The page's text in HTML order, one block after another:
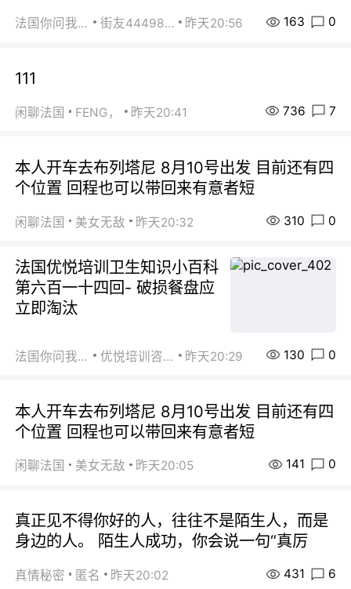
法国你问我答 街友44498484 昨天20:56 163 0
111
闲聊法国 FENG， 昨天20:41 736 7
本人开车去布列塔尼 8月10号出发 目前还有四
个位置 回程也可以带回来有意者短
闲聊法国 美女无敌 昨天20:32 310 0
法国优悦培训卫生知识小百科
第六百一十四回- 破损餐盘应
立即淘汰
法国你问我答 优悦培训咨询 昨天20:29 130 0
本人开车去布列塔尼 8月10号出发 目前还有四
个位置 回程也可以带回来有意者短
闲聊法国 美女无敌 昨天20:05 141 0
真正见不得你好的人，往往不是陌生人，而是
身边的人。 陌生人成功，你会说一句“真厉
真情秘密 匿名 昨天20:02 431 6